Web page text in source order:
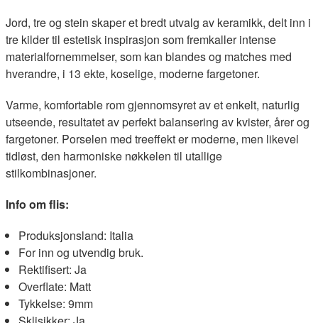
Jord, tre og stein skaper et bredt utvalg av keramikk, delt inn i
tre kilder til estetisk inspirasjon som fremkaller intense
materialfornemmelser, som kan blandes og matches med
hverandre, i 13 ekte, koselige, moderne fargetoner.
Varme, komfortable rom gjennomsyret av et enkelt, naturlig
utseende, resultatet av perfekt balansering av kvister, årer og
fargetoner. Porselen med treeffekt er moderne, men likevel
tidløst, den harmoniske nøkkelen til utallige
stilkombinasjoner.
Info om flis:
Produksjonsland: Italia
For inn og utvendig bruk.
Rektifisert: Ja
Overflate: Matt
Tykkelse: 9mm